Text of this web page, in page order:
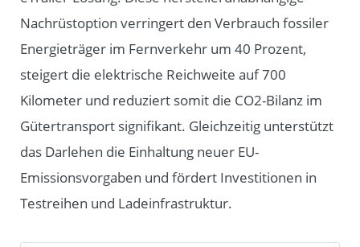
Nachrüstoption verringert den Verbrauch fossiler
Energieträger im Fernverkehr um 40 Prozent,
steigert die elektrische Reichweite auf 700
Kilometer und reduziert somit die CO2-Bilanz im
Gütertransport signifikant. Gleichzeitig unterstützt
das Darlehen die Einhaltung neuer EU-
Emissionsvorgaben und fördert Investitionen in
Testreihen und Ladeinfrastruktur.